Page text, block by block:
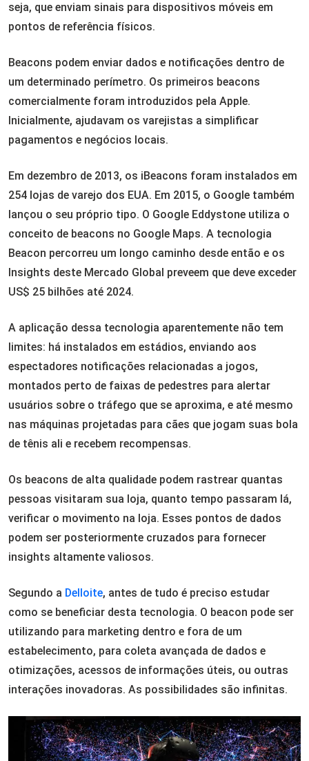
seja, que enviam sinais para dispositivos móveis em
pontos de referência físicos.
Beacons podem enviar dados e notificações dentro de
um determinado perímetro. Os primeiros beacons
comercialmente foram introduzidos pela Apple.
Inicialmente, ajudavam os varejistas a simplificar
pagamentos e negócios locais.
Em dezembro de 2013, os iBeacons foram instalados em
254 lojas de varejo dos EUA. Em 2015, o Google também
lançou o seu próprio tipo. O Google Eddystone utiliza o
conceito de beacons no Google Maps. A tecnologia
Beacon percorreu um longo caminho desde então e os
Insights deste Mercado Global preveem que deve exceder
US$ 25 bilhões até 2024.
A aplicação dessa tecnologia aparentemente não tem
limites: há instalados em estádios, enviando aos
espectadores notificações relacionadas a jogos,
montados perto de faixas de pedestres para alertar
usuários sobre o tráfego que se aproxima, e até mesmo
nas máquinas projetadas para cães que jogam suas bola
de tênis ali e recebem recompensas.
Os beacons de alta qualidade podem rastrear quantas
pessoas visitaram sua loja, quanto tempo passaram lá,
verificar o movimento na loja. Esses pontos de dados
podem ser posteriormente cruzados para fornecer
insights altamente valiosos.
Segundo a Delloite, antes de tudo é preciso estudar
como se beneficiar desta tecnologia. O beacon pode ser
utilizando para marketing dentro e fora de um
estabelecimento, para coleta avançada de dados e
otimizações, acessos de informações úteis, ou outras
interações inovadoras. As possibilidades são infinitas.